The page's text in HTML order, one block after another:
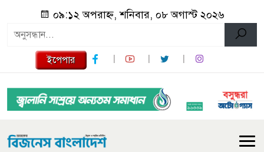
০৯:১২ অপরাহ্ন, শনিবার, ০৮ অগাস্ট ২০২৬
ইপেপার